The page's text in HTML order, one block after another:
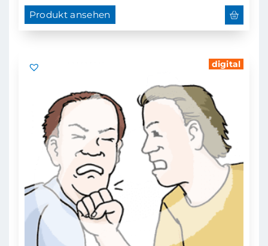
Produkt ansehen
digital